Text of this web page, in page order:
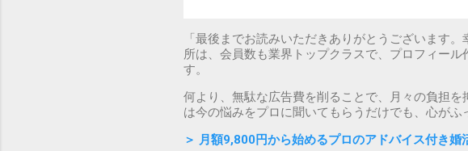
「最後までお読みいただきありがとうございます
所は、会員数も業界トップクラスで、プロフィー
す。
何より、無駄な広告費を削ることで、月々の負担
は今の悩みをプロに聞いてもらうだけでも、心がふ
＞ 月額9,800円から始めるプロのアドバイス付き婚